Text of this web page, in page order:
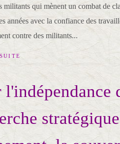
militants qui mènent un combat de
années avec la confiance des
contre des militants...
l'indépendance